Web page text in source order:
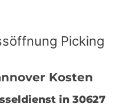
Kosten
in 30627